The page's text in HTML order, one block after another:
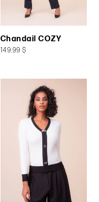
Chandail COZY
149.99 $